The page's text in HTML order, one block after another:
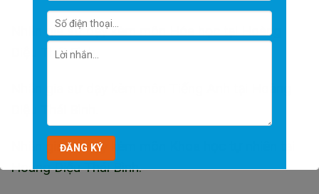
Nhận gia sư dạy kèm môn Hóa học tại Hoàng
Diệu Thái Bình.
Nhận gia sư dạy kèm môn Khoa học tự nhiên tại
Hoàng Diệu Thái Bình.